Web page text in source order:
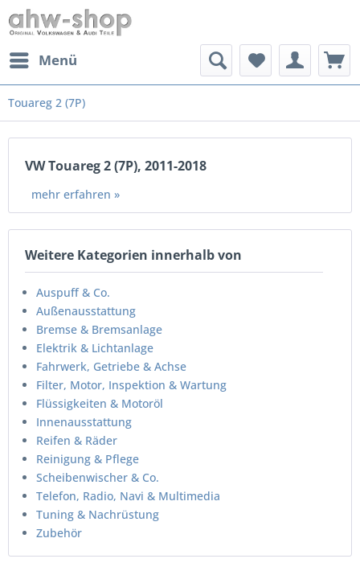
Menü
Touareg 2 (7P)
VW Touareg 2 (7P), 2011-2018
mehr erfahren »
Weitere Kategorien innerhalb von
Auspuff & Co.
Außenausstattung
Bremse & Bremsanlage
Elektrik & Lichtanlage
Fahrwerk, Getriebe & Achse
Filter, Motor, Inspektion & Wartung
Flüssigkeiten & Motoröl
Innenausstattung
Reifen & Räder
Reinigung & Pflege
Scheibenwischer & Co.
Telefon, Radio, Navi & Multimedia
Tuning & Nachrüstung
Zubehör